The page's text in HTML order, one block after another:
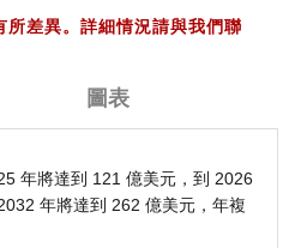
差異。詳細情況請與我們聯
圖表
年將達到 121 億美元，到 2026
年將達到 262 億美元，年複